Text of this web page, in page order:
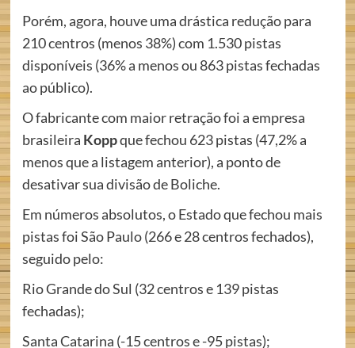
Porém, agora, houve uma drástica redução para
210 centros (menos 38%) com 1.530 pistas
disponíveis (36% a menos ou 863 pistas fechadas
ao público).
O fabricante com maior retração foi a empresa
brasileira Koppque fechou 623 pistas (47,2% a
menos que a listagem anterior), a ponto de
desativar sua divisão de Boliche.
Em números absolutos, o Estado que fechou mais
pistas foi São Paulo (266 e 28 centros fechados),
seguido pelo:
Rio Grande do Sul (32 centros e 139 pistas
fechadas);
Santa Catarina (-15 centros e -95 pistas);